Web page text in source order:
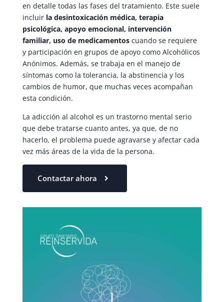
en detalle todas las fases del tratamiento. Este suele
incluir la desintoxicación médica, terapia
psicológica, apoyo emocional, intervención
familiar, uso de medicamentoscuando se requiere
y participación en grupos de apoyo como Alcohólicos
Anónimos. Además, se trabaja en el manejo de
síntomas como la tolerancia, la abstinencia y los
cambios de humor, que muchas veces acompañan
esta condición.
La adicción al alcohol es un trastorno mental serio
que debe tratarse cuanto antes, ya que, de no
hacerlo, el problema puede agravarse y afectar cada
vez más áreas de la vida de la persona.
Contactar ahora